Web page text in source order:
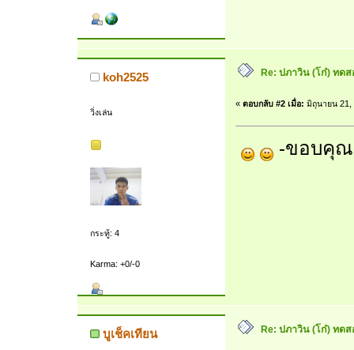
koh2525
วิ่งเล่น
กระทู้: 4
Karma: +0/-0
Re: ปภาวิน (โก๋) ทด
« ตอบกลับ #2 เมื่อ: มิถุนายน 21,
-ขอบคุณ
บูเช็คเทียน Re: ปภาวิน (โก๋) ทด